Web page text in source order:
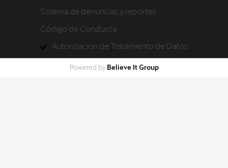
Sistema de denuncias y reportes
Código de Conducta
Autorizacion de Tratamiento de Datos
Powered by Believe It Group